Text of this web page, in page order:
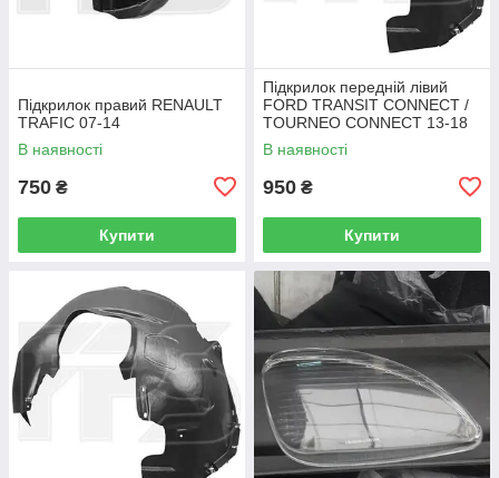
Підкрилок правий RENAULT
TRAFIC 07-14
В наявності
750 ₴
Купити
Підкрилок передній лівий
FORD TRANSIT CONNECT /
TOURNEO CONNECT 13-18
В наявності
950 ₴
Купити